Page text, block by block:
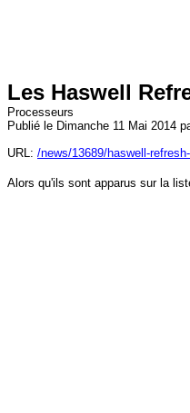
Les Haswell
Processeurs
Publié le Dimanche 11 Mai 2014
URL: /news/13689/haswell-
Alors qu'ils sont apparus sur la